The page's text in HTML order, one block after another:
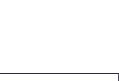
והטבות מיוחדות עבורך